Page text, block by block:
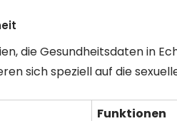
die Gesundheitsdaten in
sich speziell auf die
Funktionen